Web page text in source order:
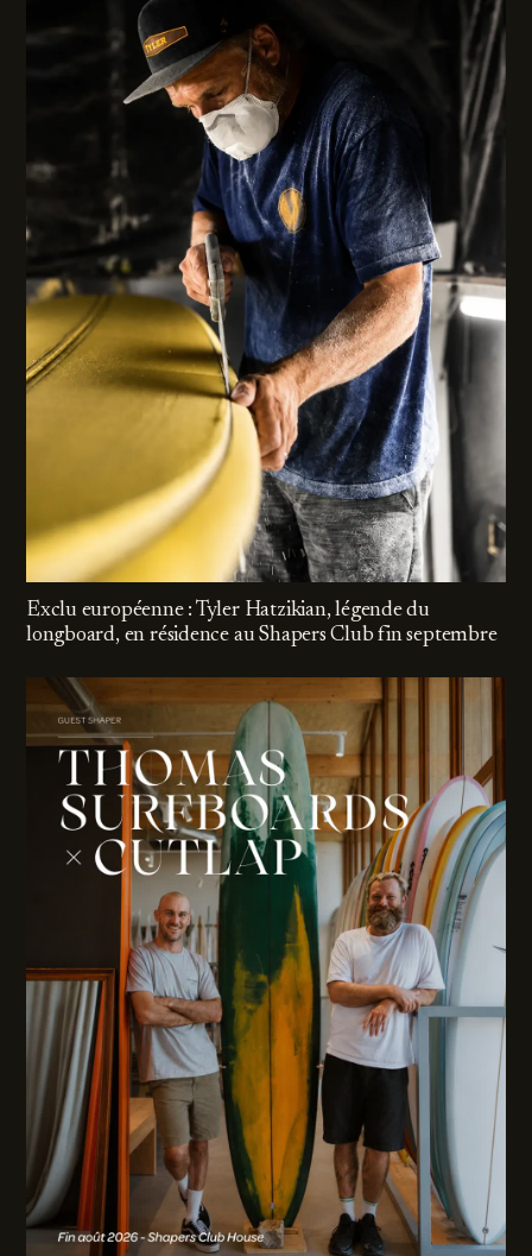
Exclu européenne : Tyler Hatzikian, légende du
longboard, en résidence au Shapers Club fin septembre